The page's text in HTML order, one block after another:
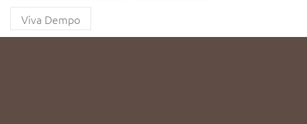
Viva Dempo